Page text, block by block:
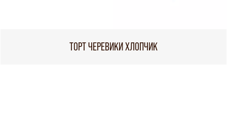
ТОРТ ЧЕРЕВИКИ ХЛОПЧИК